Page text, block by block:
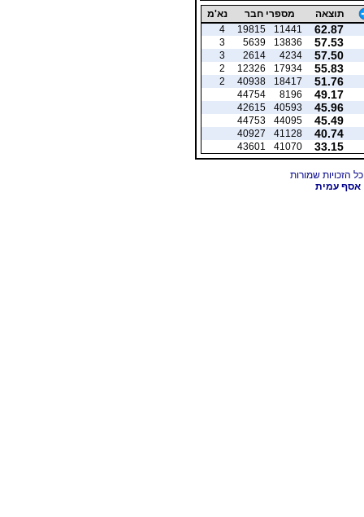
תוצאה מספרי חבר נא'מ
62.87
11441
19815
4
57.53
13836
5639
3
57.50
4234
2614
3
55.83
17934
12326
2
51.76
18417
40938
2
49.17
8196
44754
45.96
40593
42615
45.49
44095
44753
40.74
41128
40927
33.15
41070
43601
אסף עמית